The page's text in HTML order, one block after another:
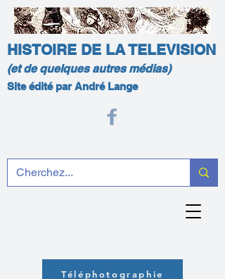
HISTOIRE DE LA TELEVISION
(et de quelques autres médias)
Site édité par André Lange
Téléphotographie